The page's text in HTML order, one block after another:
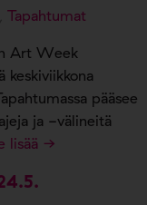
Tapahtumat
Art Week
keskiviikkona
pääsee
ja -välineitä
lisää →